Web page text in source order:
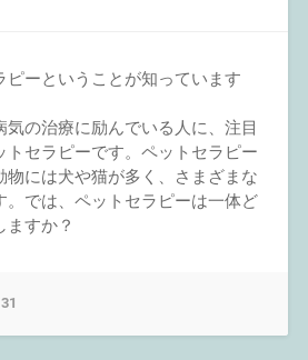
ピーということが知っています
の治療に励んでいる人に、注目
トセラピーです。ペットセラピー
物には犬や猫が多く、さまざまな
。では、ペットセラピーは一体ど
ますか？
31